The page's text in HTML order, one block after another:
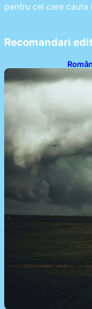
pentru cei care cauta
Recomandari